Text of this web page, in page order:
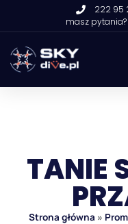
222 95
masz pytania?
TANIE
Strona główna »